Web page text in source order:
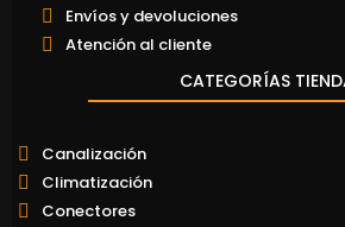
Envíos y devoluciones
Atención al cliente
CATEGORÍAS
Canalización
Climatización
Conectores